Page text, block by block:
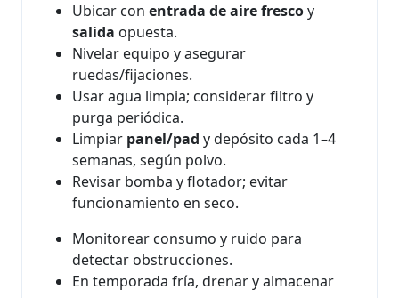
Ubicar con entrada de aire frescoy
salida opuesta.
Nivelar equipo y asegurar
ruedas/fijaciones.
Usar agua limpia; considerar filtro y
purga periódica.
Limpiar panel/pad y depósito cada 1–4
semanas, según polvo.
Revisar bomba y flotador; evitar
funcionamiento en seco.
Monitorear consumo y ruido para
detectar obstrucciones.
En temporada fría, drenar y almacenar